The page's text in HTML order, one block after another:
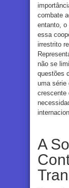
combate
entanto, o
essa
irrestrito
não se
questões
uma série
crescente
A